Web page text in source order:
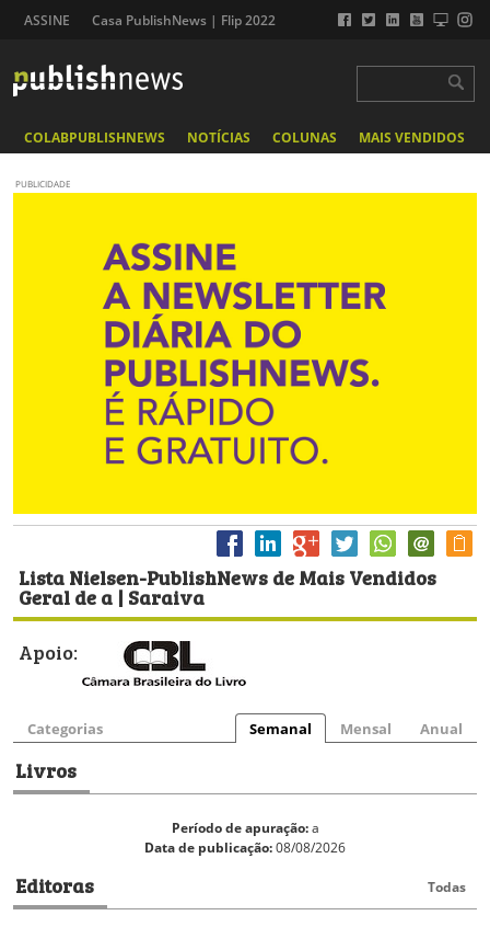
ASSINE Casa PublishNews | Flip 2022
COLABPUBLISHNEWS NOTÍCIAS COLUNAS MAIS VENDIDOS
PUBLICIDADE
Lista Nielsen-PublishNews de Mais Vendidos
Geral de a | Saraiva
Apoio:
Categorias Semanal Mensal Anual
Livros
Período de apuração:a
Data de publicação:08/08/2026
Editoras Todas